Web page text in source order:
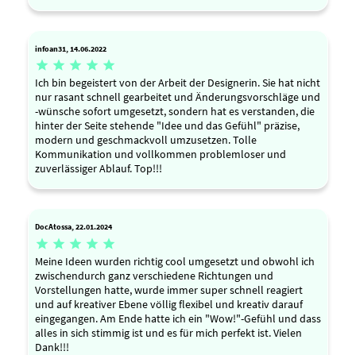
infoan31, 14.06.2022
    
Ich bin begeistert von der Arbeit der Designerin. Sie hat nicht
nur rasant schnell gearbeitet und Änderungsvorschläge und
-wünsche sofort umgesetzt, sondern hat es verstanden, die
hinter der Seite stehende "Idee und das Gefühl" präzise,
modern und geschmackvoll umzusetzen. Tolle
Kommunikation und vollkommen problemloser und
zuverlässiger Ablauf. Top!!!
DocAtossa, 22.01.2024
    
Meine Ideen wurden richtig cool umgesetzt und obwohl ich
zwischendurch ganz verschiedene Richtungen und
Vorstellungen hatte, wurde immer super schnell reagiert
und auf kreativer Ebene völlig flexibel und kreativ darauf
eingegangen. Am Ende hatte ich ein "Wow!"-Gefühl und dass
alles in sich stimmig ist und es für mich perfekt ist. Vielen
Dank!!!